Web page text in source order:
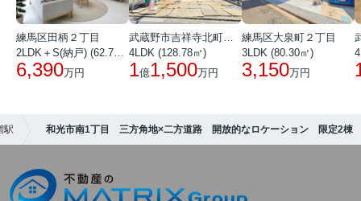
練馬区田柄２丁目
2LDK＋S(納戸) (62.72㎡)
6,390万円
武蔵野市吉祥寺北町１丁目
4LDK (128.78㎡)
1億1,500万円
練馬区大泉町２丁目
3LDK (80.30㎡)
3,150万円
駅 和光市南1丁目 三方角地×二方道路 開放的なロケーション 限定2棟